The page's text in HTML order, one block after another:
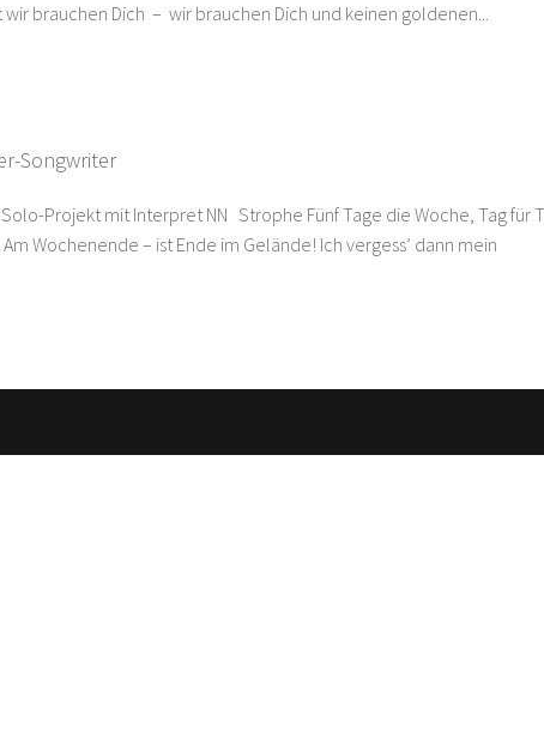
brauchen Dich – wir brauchen Dich und keinen goldenen...
Songwriter
Projekt mit Interpret NN Strophe Fünf Tage die Woche, Tag für
Wochenende – ist Ende im Gelände! Ich vergess’ dann mein